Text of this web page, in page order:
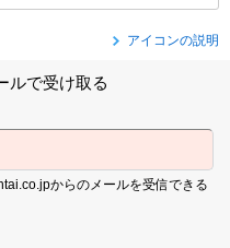
アイコンの説明
ルで受け取る
からのメールを受信できる